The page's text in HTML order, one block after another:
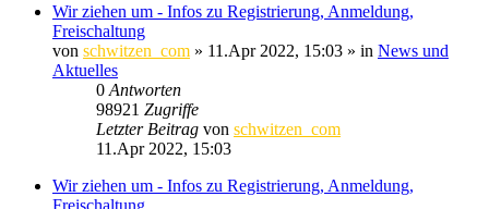
Wir ziehen um - Infos zu Registrierung, Anmeldung,
Freischaltung
von schwitzen_com » 11.Apr 2022, 15:03 » in News und
Aktuelles
0 Antworten
98921 Zugriffe
Letzter Beitrag von schwitzen_com
11.Apr 2022, 15:03
Wir ziehen um - Infos zu Registrierung, Anmeldung,
Freischaltung